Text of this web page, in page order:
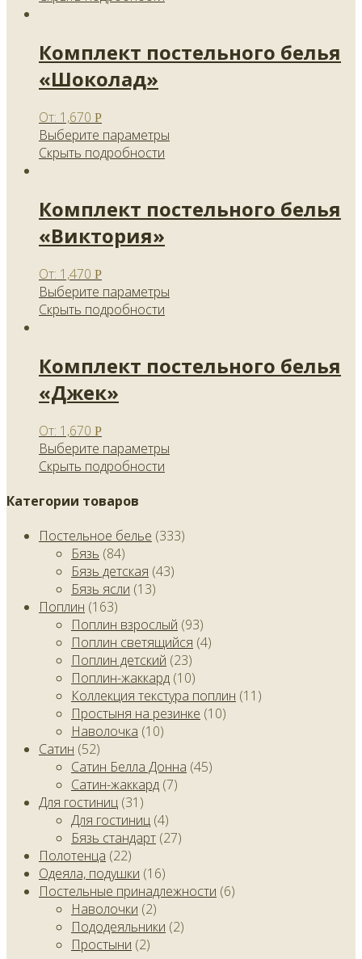
Комплект постельного белья
«Шоколад»
От: 1,670 Р
Выберите параметры
Скрыть подробности
Комплект постельного белья
«Виктория»
От: 1,470 Р
Выберите параметры
Скрыть подробности
Комплект постельного белья
«Джек»
От: 1,670 Р
Выберите параметры
Скрыть подробности
Категории товаров
Постельное белье (333)
Бязь (84)
Бязь детская (43)
Бязь ясли (13)
Поплин (163)
Поплин взрослый (93)
Поплин светящийся (4)
Поплин детский (23)
Поплин-жаккард (10)
Коллекция текстура поплин (11)
Простыня на резинке (10)
Наволочка (10)
Сатин (52)
Сатин Белла Донна (45)
Сатин-жаккард (7)
Для гостиниц (31)
Для гостиниц (4)
Бязь стандарт (27)
Полотенца (22)
Одеяла, подушки (16)
Постельные принадлежности (6)
Наволочки (2)
Пододеяльники (2)
Простыни (2)